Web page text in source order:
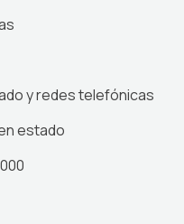
y redes telefónicas
estado